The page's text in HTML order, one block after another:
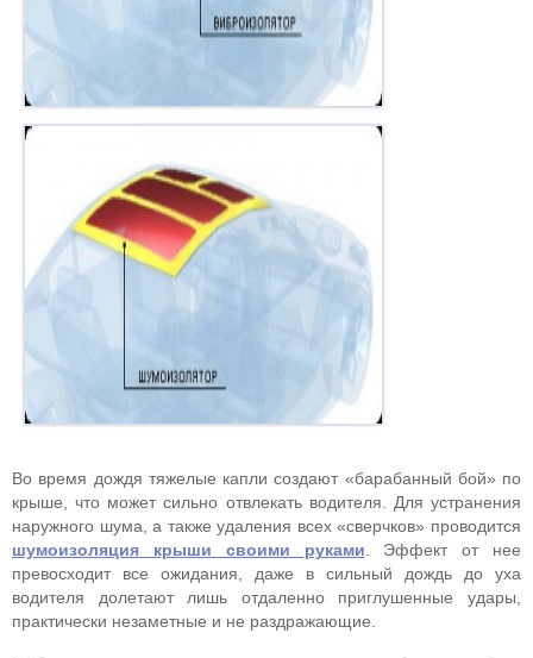
Во время дождя тяжелые капли создают «барабанный бой» по
крыше, что может сильно отвлекать водителя. Для устранения
наружного шума, а также удаления всех «сверчков» проводится
шумоизоляция крыши своими руками . Эффект от нее
превосходит все ожидания, даже в сильный дождь до уха
водителя долетают лишь отдаленно приглушенные удары,
практически незаметные и не раздражающие.